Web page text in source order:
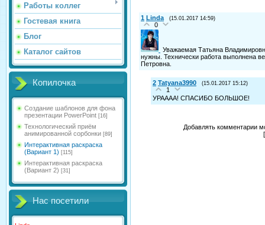
Работы коллег
Гостевая книга
Блог
Каталог сайтов
Копилочка
Создание шаблонов для фона
презентации PowerPoint [16]
Технологический приём
анимированной сорбонки [89]
Интерактивная раскраска
(Вариант 1) [115]
Интерактивная раскраска
(Вариант 2) [31]
Нас посетили
1 Linda (15.01.2017 14:59)
0
Уважаемая Татьяна
нужны. Технически работа выполнена
Петровна.
2 Tatyana3990 (15.01.2017 15:12)
1
УРАААА! СПАСИБО БОЛЬШОЕ!
Добавлять комментарии